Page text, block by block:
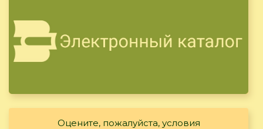
Оцените, пожалуйста, условия